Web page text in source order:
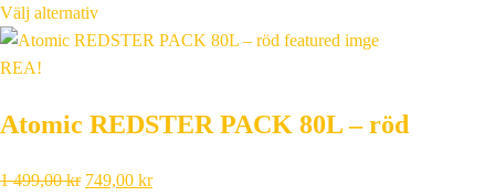
ursprungliga
priset
995,00 kr.
priset
498,00 kr.
Välj alternativ
REA!
Atomic REDSTER PACK 80L – röd
1 499,00kr Det
749,00 krDet